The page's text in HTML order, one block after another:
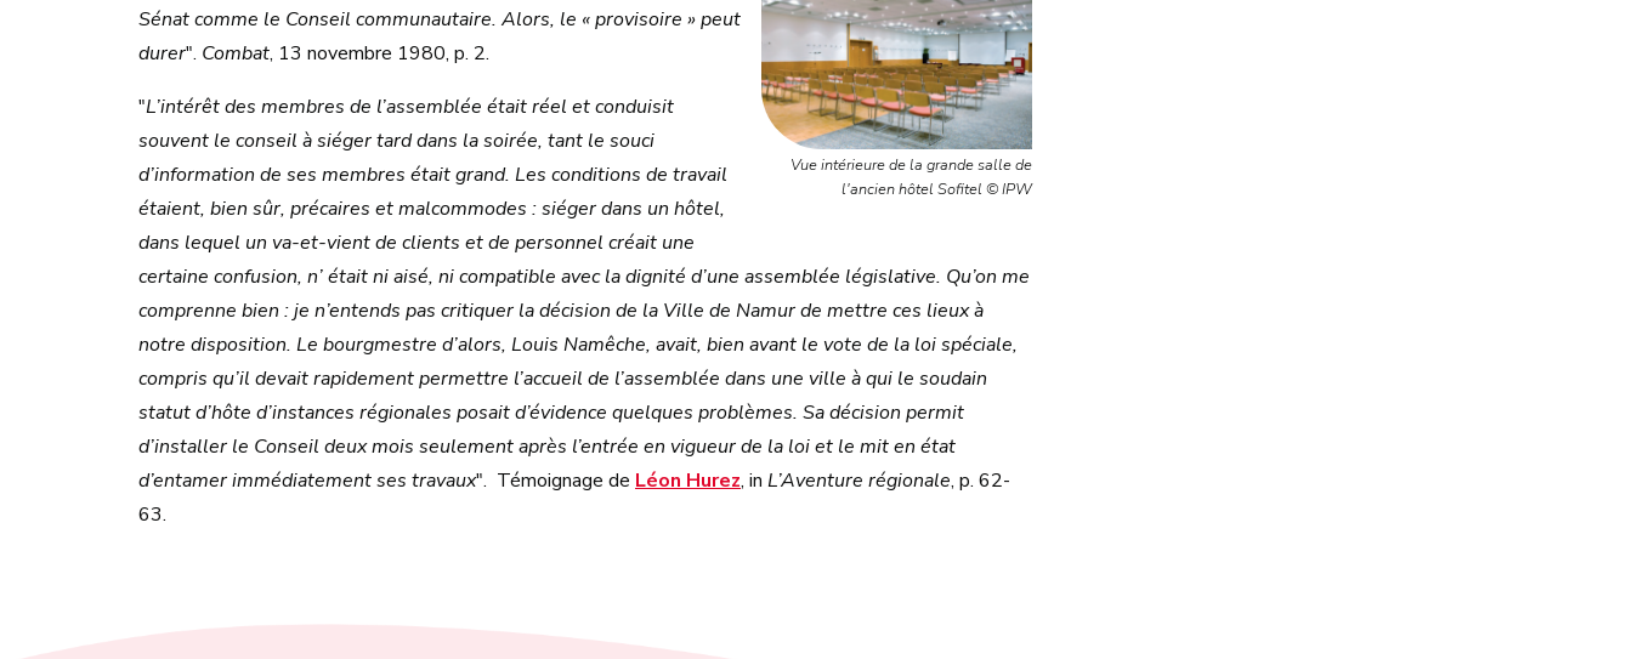
Vue intérieure de la grande salle de
l'ancien hôtel Sofitel © IPW
Sénat comme le Conseil communautaire. Alors, le « provisoire » peut
durer". Combat, 13 novembre 1980, p. 2.
"L’intérêt des membres de l’assemblée était réel et conduisit
souvent le conseil à siéger tard dans la soirée, tant le souci
d’information de ses membres était grand. Les conditions de travail
étaient, bien sûr, précaires et malcommodes : siéger dans un hôtel,
dans lequel un va-et-vient de clients et de personnel créait une
certaine confusion, n’ était ni aisé, ni compatible avec la dignité d’une assemblée législative. Qu’on me
comprenne bien : je n’entends pas critiquer la décision de la Ville de Namur de mettre ces lieux à
notre disposition. Le bourgmestre d’alors, Louis Namêche, avait, bien avant le vote de la loi spéciale,
compris qu’il devait rapidement permettre l’accueil de l’assemblée dans une ville à qui le soudain
statut d’hôte d’instances régionales posait d’évidence quelques problèmes. Sa décision permit
d’installer le Conseil deux mois seulement après l’entrée en vigueur de la loi et le mit en état
d’entamer immédiatement ses travaux". Témoignage de Léon Hurez, in L’Aventure régionale, p. 62-
63.